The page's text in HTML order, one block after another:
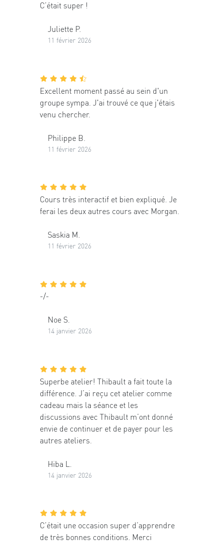
C’était super !
Juliette P.
11 février 2026
Excellent moment passé au sein d'un
groupe sympa. J'ai trouvé ce que j'étais
venu chercher.
Philippe B.
11 février 2026
Cours très interactif et bien expliqué. Je
ferai les deux autres cours avec Morgan.
Saskia M.
11 février 2026
-/-
Noe S.
14 janvier 2026
Superbe atelier! Thibault a fait toute la
différence. J’ai reçu cet atelier comme
cadeau mais la séance et les
discussions avec Thibault m’ont donné
envie de continuer et de payer pour les
autres ateliers.
Hiba L.
14 janvier 2026
C’était une occasion super d’apprendre
de très bonnes conditions. Merci